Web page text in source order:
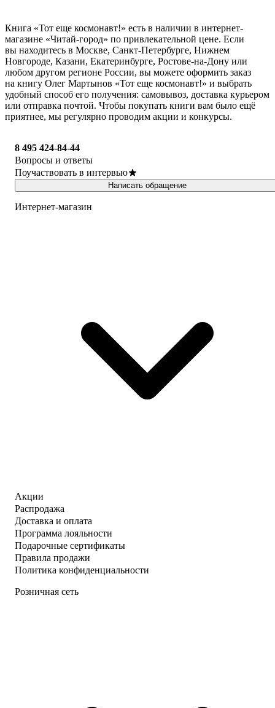
Книга «Тот еще космонавт!» есть в наличии в интернет-
магазине «Читай-город» по привлекательной цене. Если
вы находитесь в Москве, Санкт-Петербурге, Нижнем
Новгороде, Казани, Екатеринбурге, Ростове-на-Дону или
любом другом регионе России, вы можете оформить заказ
на книгу Олег Мартынов «Тот еще космонавт!» и выбрать
удобный способ его получения: самовывоз, доставка курьером
или отправка почтой. Чтобы покупать книги вам было ещё
приятнее, мы регулярно проводим акции и конкурсы.
8 495 424-84-44
Вопросы и ответы
Поучаствовать в интервью
Написать обращение
Интернет-магазин
Акции
Распродажа
Доставка и оплата
Программа лояльности
Подарочные сертификаты
Правила продажи
Политика конфиденциальности
Розничная сеть